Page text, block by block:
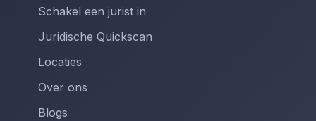
Schakel een jurist in
Juridische Quickscan
Locaties
Over ons
Blogs